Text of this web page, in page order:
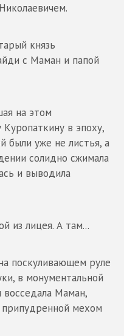
князь
с Маман и папой
на этом
в эпоху,
были уже не листья, а
солидно сжимала
и выводила
из лицея. А там...
поскуливающем руле
в монументальной
Маман,
припудренной мехом